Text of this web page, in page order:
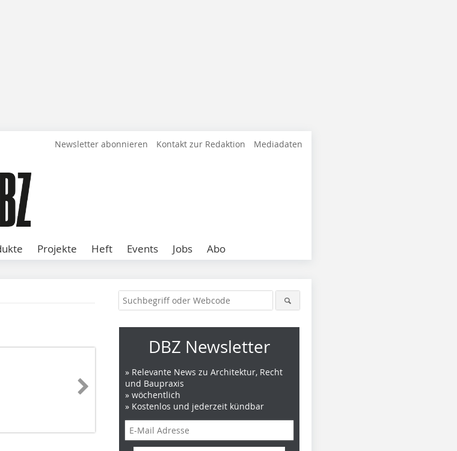
Newsletter abonnieren Kontakt zur Redaktion Mediadaten
Projekte Heft Events Jobs Abo
DBZ Newsletter
» Relevante News zu Architektur, Recht
und Baupraxis
» wöchentlich
» Kostenlos und jederzeit kündbar